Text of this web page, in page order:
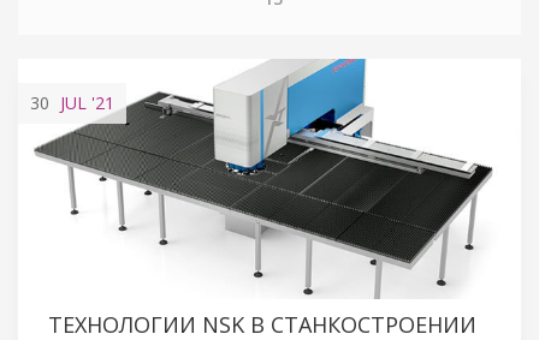
30 JUL '21
ТЕХНОЛОГИИ NSK В СТАНКОСТРОЕНИИ